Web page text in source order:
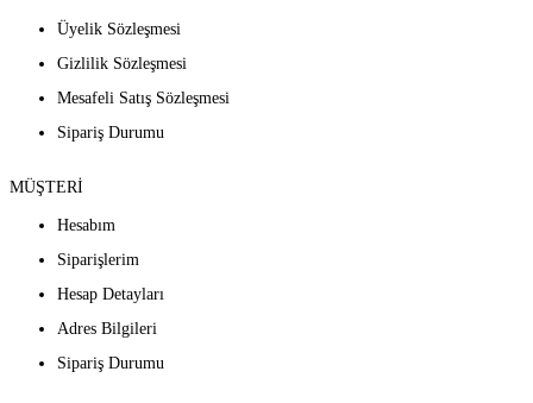
Üyelik Sözleşmesi
Gizlilik Sözleşmesi
Mesafeli Satış Sözleşmesi
Sipariş Durumu
MÜŞTERİ
Hesabım
Siparişlerim
Hesap Detayları
Adres Bilgileri
Sipariş Durumu